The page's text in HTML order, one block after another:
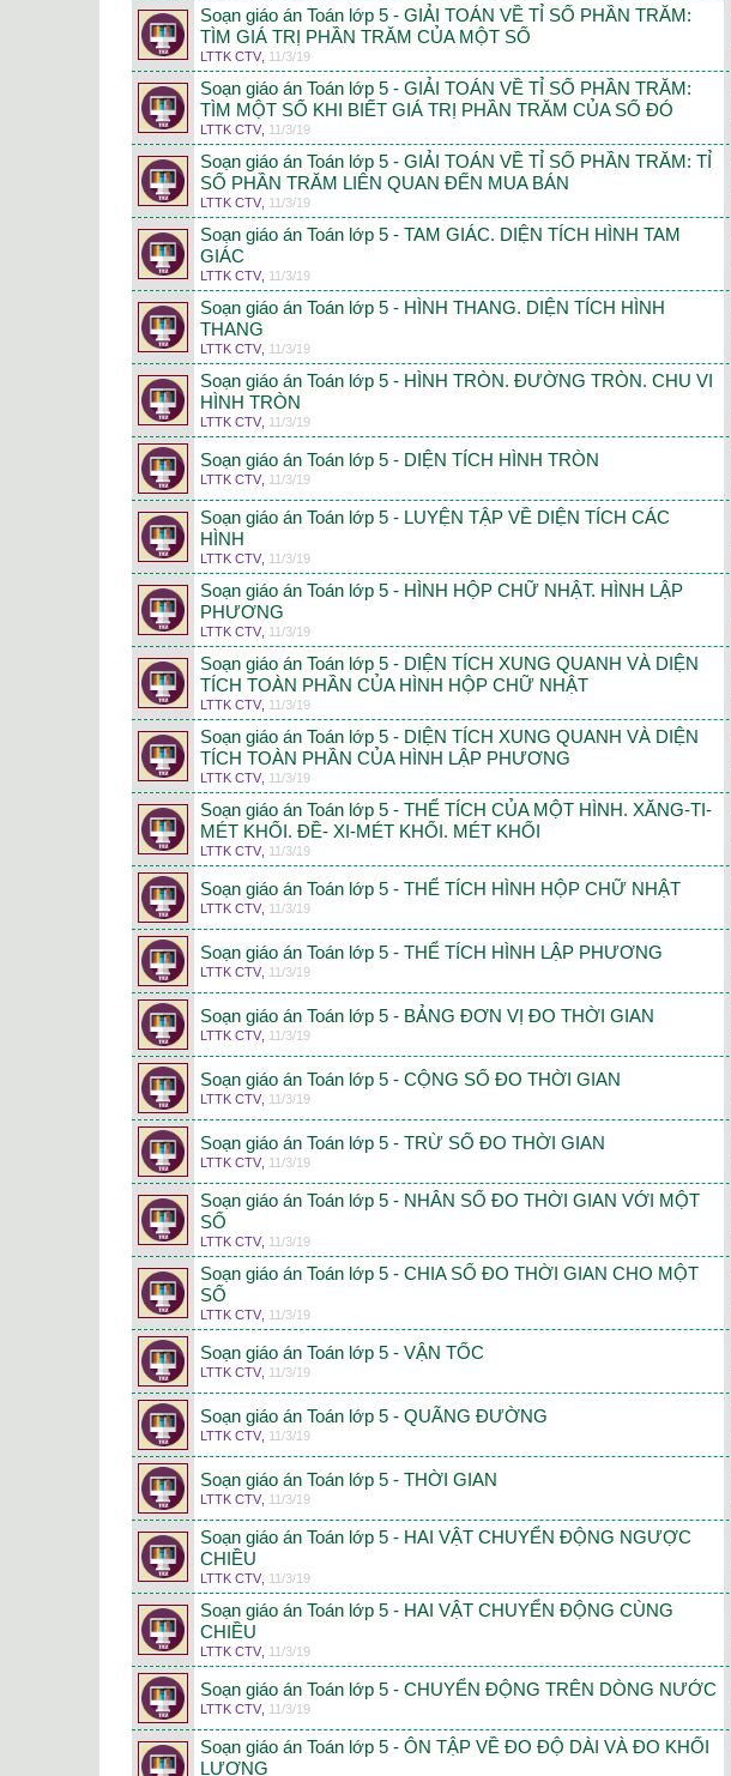
Soạn giáo án Toán lớp 5 - GIẢI TOÁN VỀ TỈ SỐ PHẦN TRĂM:
TÌM GIÁ TRỊ PHẦN TRĂM CỦA MỘT SỐ
LTTK CTV 11/3/19
Soạn giáo án Toán lớp 5 - GIẢI TOÁN VỀ TỈ SỐ PHẦN TRĂM:
TÌM MỘT SỐ KHI BIẾT GIÁ TRỊ PHẦN TRĂM CỦA SỐ ĐÓ
LTTK CTV 11/3/19
Soạn giáo án Toán lớp 5 - GIẢI TOÁN VỀ TỈ SỐ PHẦN TRĂM: TỈ
SỐ PHẦN TRĂM LIÊN QUAN ĐẾN MUA BÁN
LTTK CTV 11/3/19
Soạn giáo án Toán lớp 5 - TAM GIÁC. DIỆN TÍCH HÌNH TAM
GIÁC
LTTK CTV 11/3/19
Soạn giáo án Toán lớp 5 - HÌNH THANG. DIỆN TÍCH HÌNH
THANG
LTTK CTV 11/3/19
Soạn giáo án Toán lớp 5 - HÌNH TRÒN. ĐƯỜNG TRÒN. CHU VI
HÌNH TRÒN
LTTK CTV 11/3/19
Soạn giáo án Toán lớp 5 - DIỆN TÍCH HÌNH TRÒN
LTTK CTV 11/3/19
Soạn giáo án Toán lớp 5 - LUYỆN TẬP VỀ DIỆN TÍCH CÁC
HÌNH
LTTK CTV 11/3/19
Soạn giáo án Toán lớp 5 - HÌNH HỘP CHỮ NHẬT. HÌNH LẬP
PHƯƠNG
LTTK CTV 11/3/19
Soạn giáo án Toán lớp 5 - DIỆN TÍCH XUNG QUANH VÀ DIỆN
TÍCH TOÀN PHẦN CỦA HÌNH HỘP CHỮ NHẬT
LTTK CTV 11/3/19
Soạn giáo án Toán lớp 5 - DIỆN TÍCH XUNG QUANH VÀ DIỆN
TÍCH TOÀN PHẦN CỦA HÌNH LẬP PHƯƠNG
LTTK CTV 11/3/19
Soạn giáo án Toán lớp 5 - THỂ TÍCH CỦA MỘT HÌNH. XĂNG-TI-
MÉT KHỐI. ĐỀ- XI-MÉT KHỐI. MÉT KHỐI
LTTK CTV 11/3/19
Soạn giáo án Toán lớp 5 - THỂ TÍCH HÌNH HỘP CHỮ NHẬT
LTTK CTV 11/3/19
Soạn giáo án Toán lớp 5 - THỂ TÍCH HÌNH LẬP PHƯƠNG
LTTK CTV 11/3/19
Soạn giáo án Toán lớp 5 - BẢNG ĐƠN VỊ ĐO THỜI GIAN
LTTK CTV 11/3/19
Soạn giáo án Toán lớp 5 - CỘNG SỐ ĐO THỜI GIAN
LTTK CTV 11/3/19
Soạn giáo án Toán lớp 5 - TRỪ SỐ ĐO THỜI GIAN
LTTK CTV 11/3/19
Soạn giáo án Toán lớp 5 - NHÂN SỐ ĐO THỜI GIAN VỚI MỘT
SỐ
LTTK CTV 11/3/19
Soạn giáo án Toán lớp 5 - CHIA SỐ ĐO THỜI GIAN CHO MỘT
SỐ
LTTK CTV 11/3/19
Soạn giáo án Toán lớp 5 - VẬN TỐC
LTTK CTV 11/3/19
Soạn giáo án Toán lớp 5 - QUÃNG ĐƯỜNG
LTTK CTV 11/3/19
Soạn giáo án Toán lớp 5 - THỜI GIAN
LTTK CTV 11/3/19
Soạn giáo án Toán lớp 5 - HAI VẬT CHUYỂN ĐỘNG NGƯỢC
CHIỀU
LTTK CTV 11/3/19
Soạn giáo án Toán lớp 5 - HAI VẬT CHUYỂN ĐỘNG CÙNG
CHIỀU
LTTK CTV 11/3/19
Soạn giáo án Toán lớp 5 - CHUYỂN ĐỘNG TRÊN DÒNG NƯỚC
LTTK CTV 11/3/19
Soạn giáo án Toán lớp 5 - ÔN TẬP VỀ ĐO ĐỘ DÀI VÀ ĐO KHỐI
LƯỢNG